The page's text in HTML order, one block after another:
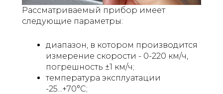
Рассматриваемый прибор имеет
следующие параметры:
диапазон, в котором производится
измерение скорости - 0-220 км/ч,
погрешность ±1 км/ч;
температура эксплуатации
-25...+70°C;